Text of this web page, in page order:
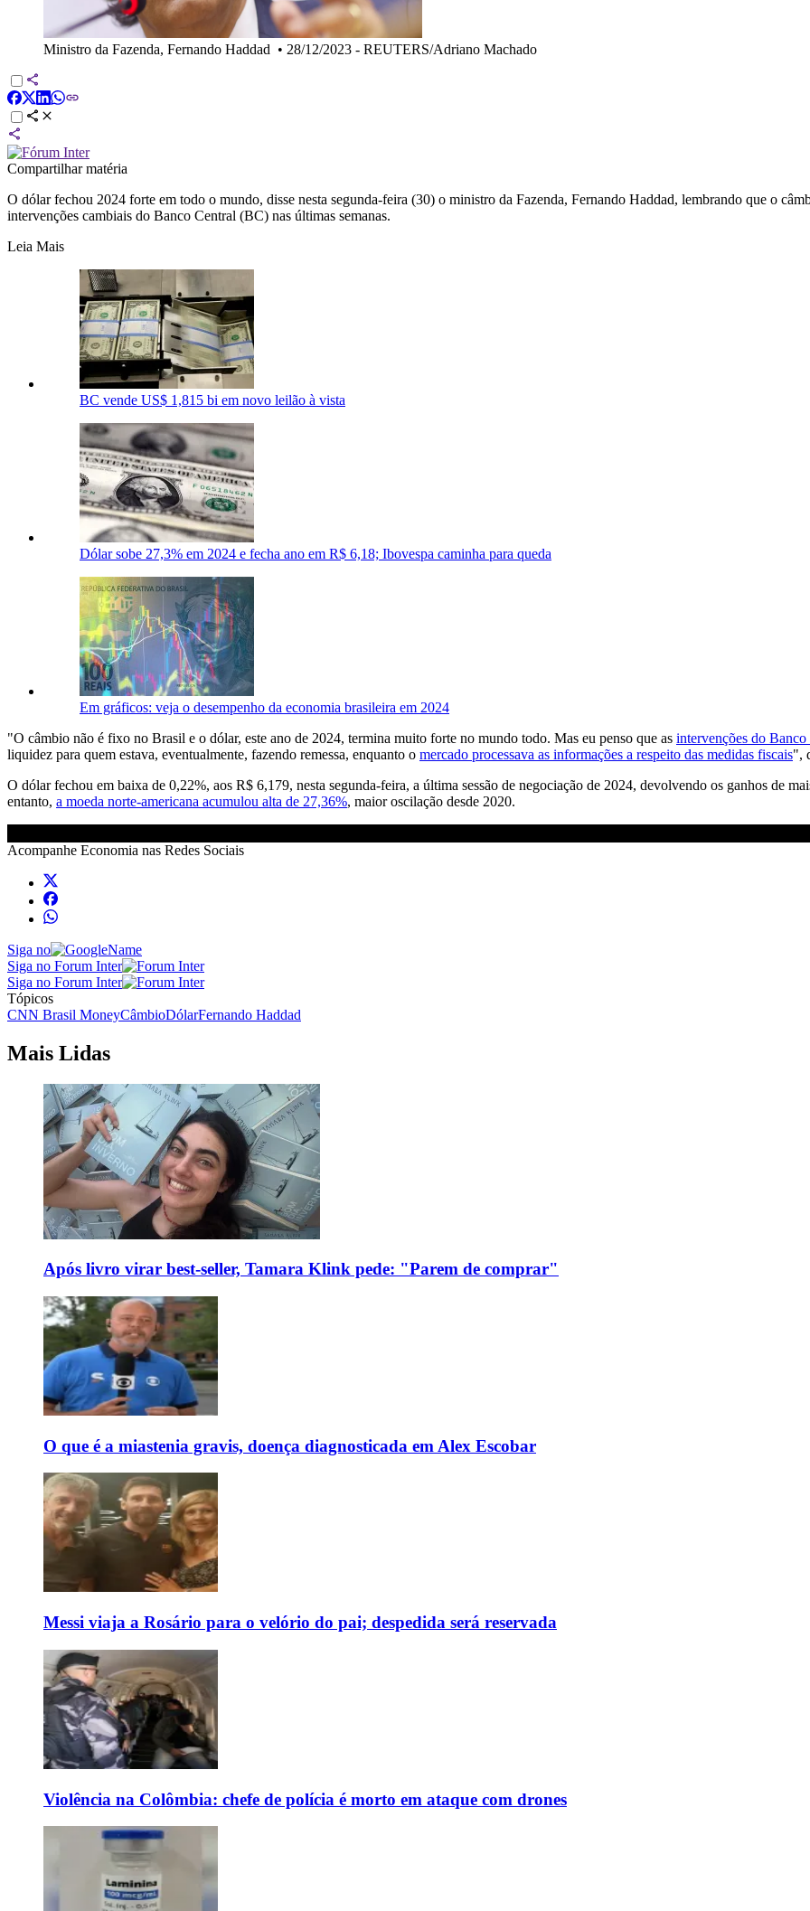
Ministro da Fazenda, Fernando Haddad • 28/12/2023 - REUTERS/Adriano Machado
Compartilhar matéria
O dólar fechou 2024 forte em todo o mundo, disse nesta segunda-feira (30) o ministro da Fazenda, Fernando Haddad, lembrando que o
intervenções cambiais do Banco Central (BC) nas últimas semanas.
Leia Mais
BC vende US$ 1,815 bi em novo leilão à vista
Dólar sobe 27,3% em 2024 e fecha ano em R$ 6,18; Ibovespa caminha para queda
Em gráficos: veja o desempenho da economia brasileira em 2024
"O câmbio não é fixo no Brasil e o dólar, este ano de 2024, termina muito forte no mundo todo. Mas eu penso que as intervenções do Banco
liquidez para quem estava, eventualmente, fazendo remessa, enquanto o mercado processava as informações a respeito das medidas fiscais",
O dólar fechou em baixa de 0,22%, aos R$ 6,179, nesta segunda-feira, a última sessão de negociação de 2024, devolvendo os ganhos de
entanto, a moeda norte-americana acumulou alta de 27,36%, maior oscilação desde 2020.
Acompanhe Economia nas Redes Sociais
Siga no
Siga no Forum Inter
Siga no Forum Inter
Tópicos
CNN Brasil MoneyCâmbioDólarFernando Haddad
Mais Lidas
Após livro virar best-seller, Tamara Klink pede: "Parem de comprar"
O que é a miastenia gravis, doença diagnosticada em Alex Escobar
Messi viaja a Rosário para o velório do pai; despedida será reservada
Violência na Colômbia: chefe de polícia é morto em ataque com drones